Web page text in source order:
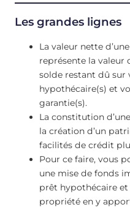
Les grandes lignes
La valeur nette
représente la
solde restant dû sur
hypothécaire(s) et
garantie(s).
La constitution
la création d’un
facilités de crédit
Pour ce faire, vous
une mise de fonds
prêt hypothécaire
propriété en y